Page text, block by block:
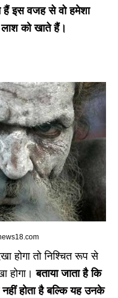
हैं इस वजह से वो हमेशा
को खाते हैं।
होगा तो निश्चित रूप से
होगा।बताया जाता है कि
होता है बल्कि यह उनके